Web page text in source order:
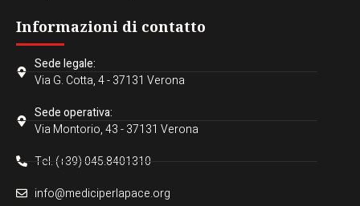
Informazioni di contatto
Sede legale:
Via G. Cotta, 4 - 37131 Verona
Sede operativa:
Via Montorio, 43 - 37131 Verona
Tel. (+39) 045.8401310
info@mediciperlapace.org